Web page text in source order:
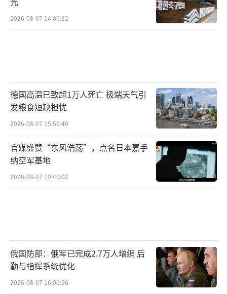
2026-08-07 14:00:32
德国高温已致超1万人死亡 极端天气引
发粮食短缺担忧
2026-08-07 15:59:40
官媒盛赞“东风浩荡”，点名日本嘉手
纳空军基地
2026-08-07 10:40:02
俄国防部：俄军已完成2.7万人增编 后
勤与指挥系统优化
2026-08-07 16:00:56